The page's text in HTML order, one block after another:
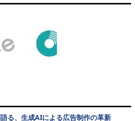
る、生成AIによる広告制作の革新